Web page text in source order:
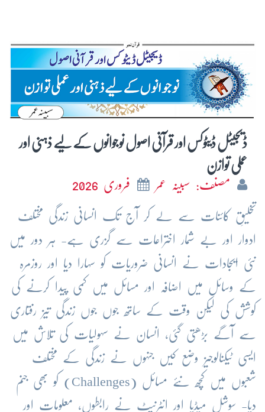
ڈیجیٹل ڈیٹوکس اور قرآنی اصول نوجوانوں کے لیے ذہنی اور
عملی توازن
مصنف: سبینہ عمر فروری 2026
تخلیقِ کائنات سے لے کر آج تک انسانی زندگی مختلف
ادوار اور بے شمار اختراعات سے گزری ہے- ہر دور میں
نئی ایجادات نے انسانی ضروریات کو سہارا دیا اور روزمرہ
کے وسائل میں اضافہ اور مسائل میں کمی پیدا کرنے کی
کوشش کی لیکن وقت کے ساتھ جوں جوں زندگی تیز رفتاری
سے آگے بڑھتی گئی، انسان نے سہولیات کی تلاش میں
ایسی ٹیکنالوجیز وضع کیں جنہوں نے زندگی کے مختلف
شعبوں میں کچھ نئے مسائل (Challenges) کو بھی جنم
دیا- سوشل میڈیا اور انٹرنیٹ نے رابطوں، معلومات اور